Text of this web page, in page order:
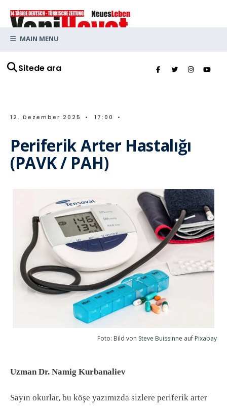
Sitede ara
MAIN MENU
12. Dezember 2025 • 17:00 •
Periferik Arter Hastalığı
(PAVK / PAH)
Foto: Bild von Steve Buissinne auf Pixabay
Uzman Dr. Namig Kurbanaliev
Sayın okurlar, bu köşe yazımızda sizlere periferik arter